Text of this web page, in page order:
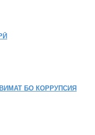
БО КОРРУПСИЯ